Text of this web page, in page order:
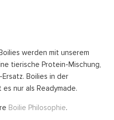
werden mit unserem
tierische Protein-Mischung,
Boilies in der
nur als Readymade.
Boilie Philosophie.